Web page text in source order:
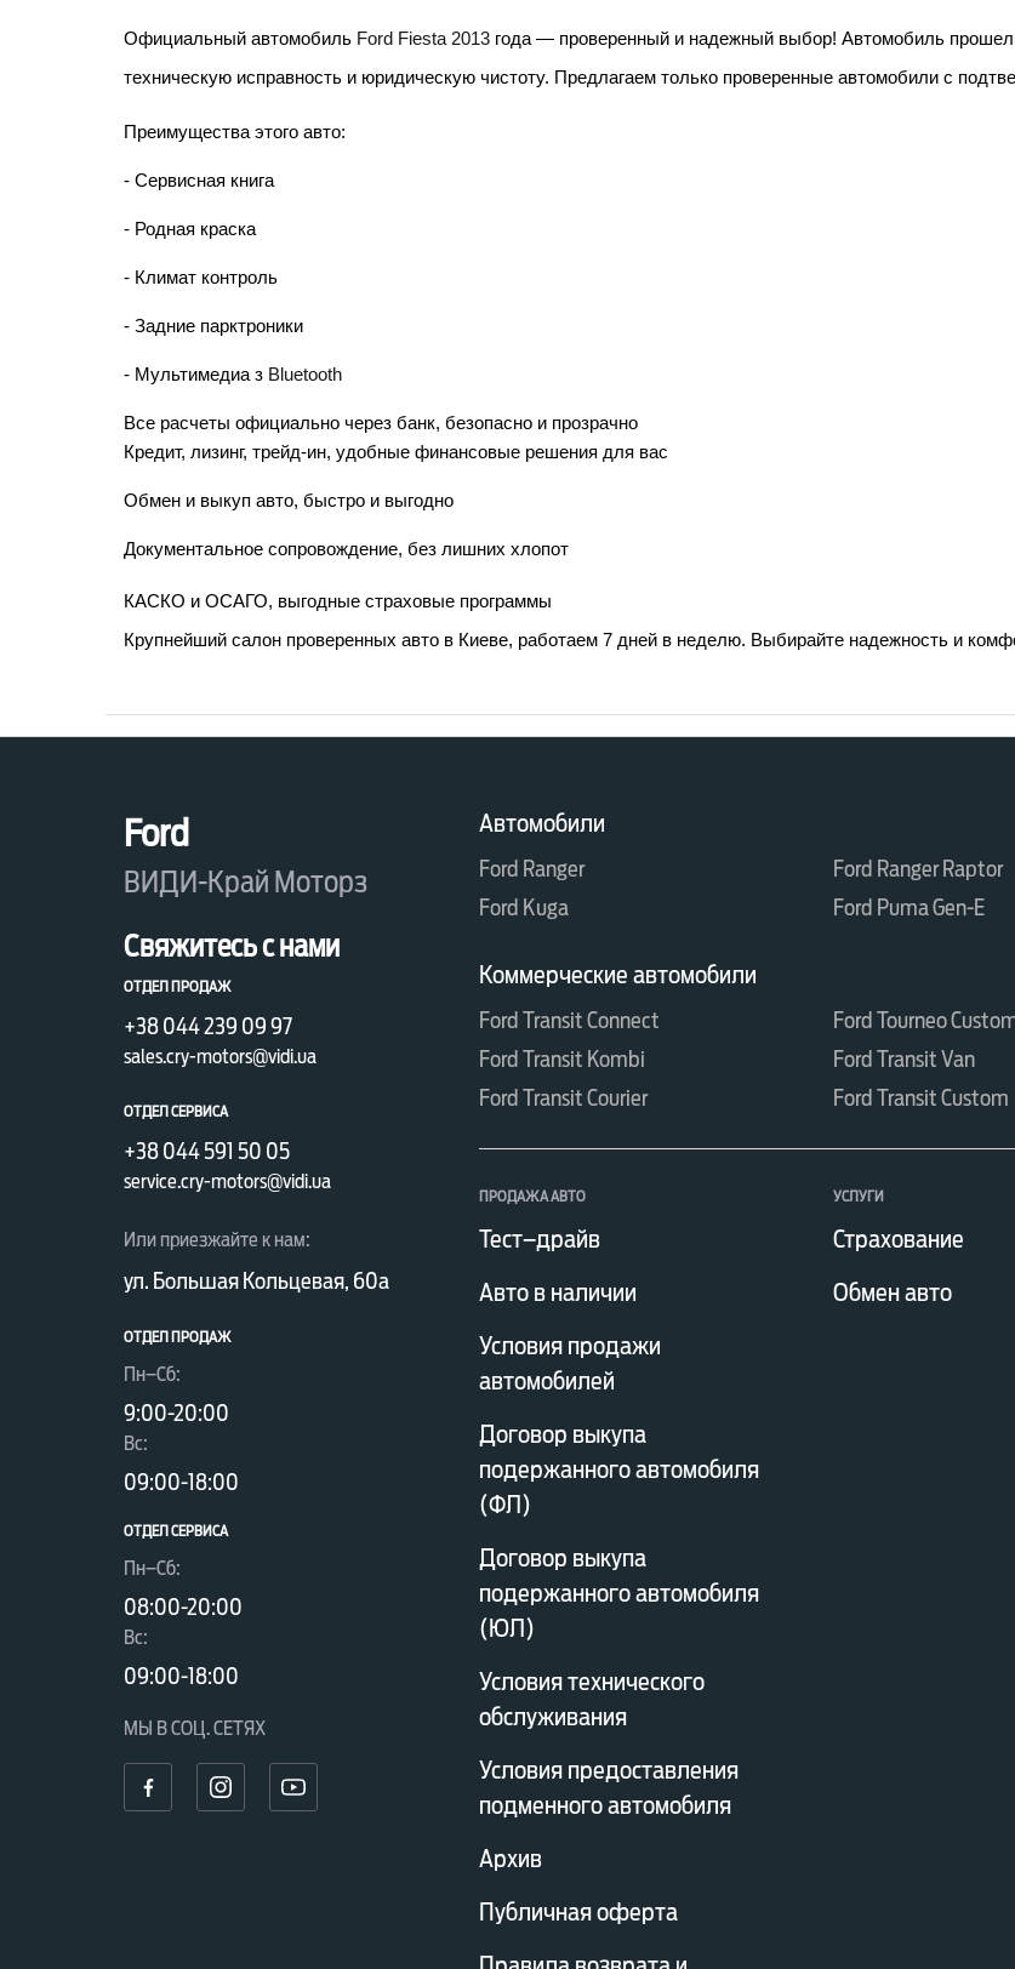
Официальный автомобиль Ford Fiesta 2013 года — проверенный и надежный выбор! Автомобиль прошел
техническую исправность и юридическую чистоту. Предлагаем только проверенные автомобили с
Преимущества этого авто:
- Сервисная книга
- Родная краска
- Климат контроль
- Задние парктроники
- Мультимедиа з Bluetooth
Все расчеты официально через банк, безопасно и прозрачно
Кредит, лизинг, трейд-ин, удобные финансовые решения для вас
Обмен и выкуп авто, быстро и выгодно
Документальное сопровождение, без лишних хлопот
КАСКО и ОСАГО, выгодные страховые программы
Крупнейший салон проверенных авто в Киеве, работаем 7 дней в неделю. Выбирайте надежность и
Ford
ВИДИ-Край Моторз
Свяжитесь с нами
ОТДЕЛ ПРОДАЖ
+38 044 239 09 97
sales.cry-motors@vidi.ua
ОТДЕЛ СЕРВИСА
+38 044 591 50 05
service.cry-motors@vidi.ua
Или приезжайте к нам:
ул. Большая Кольцевая, 60а
ОТДЕЛ ПРОДАЖ
Пн–Сб:
9:00-20:00
Вc:
09:00-18:00
ОТДЕЛ CЕРВИСА
Пн–Сб:
08:00-20:00
Вc:
09:00-18:00
МЫ В СОЦ. СЕТЯХ
Автомобили
Ford Ranger Ford Ranger Raptor
Ford Kuga
Ford Puma Gen-E
Коммерческие автомобили
Ford Transit Connect Ford Tourneo
Ford Transit Kombi
Ford Transit Van
Ford Transit Courier
Ford Transit Custom
ПРОДАЖА АВТО
Тест–драйв
Авто в наличии
Условия продажи
автомобилей
Договор выкупа
подержанного автомобиля
(ФЛ)
Договор выкупа
подержанного автомобиля
(ЮЛ)
Условия технического
обслуживания
Условия предоставления
подменного автомобиля
Архив
Публичная оферта
УСЛУГИ
Страхование
Обмен авто